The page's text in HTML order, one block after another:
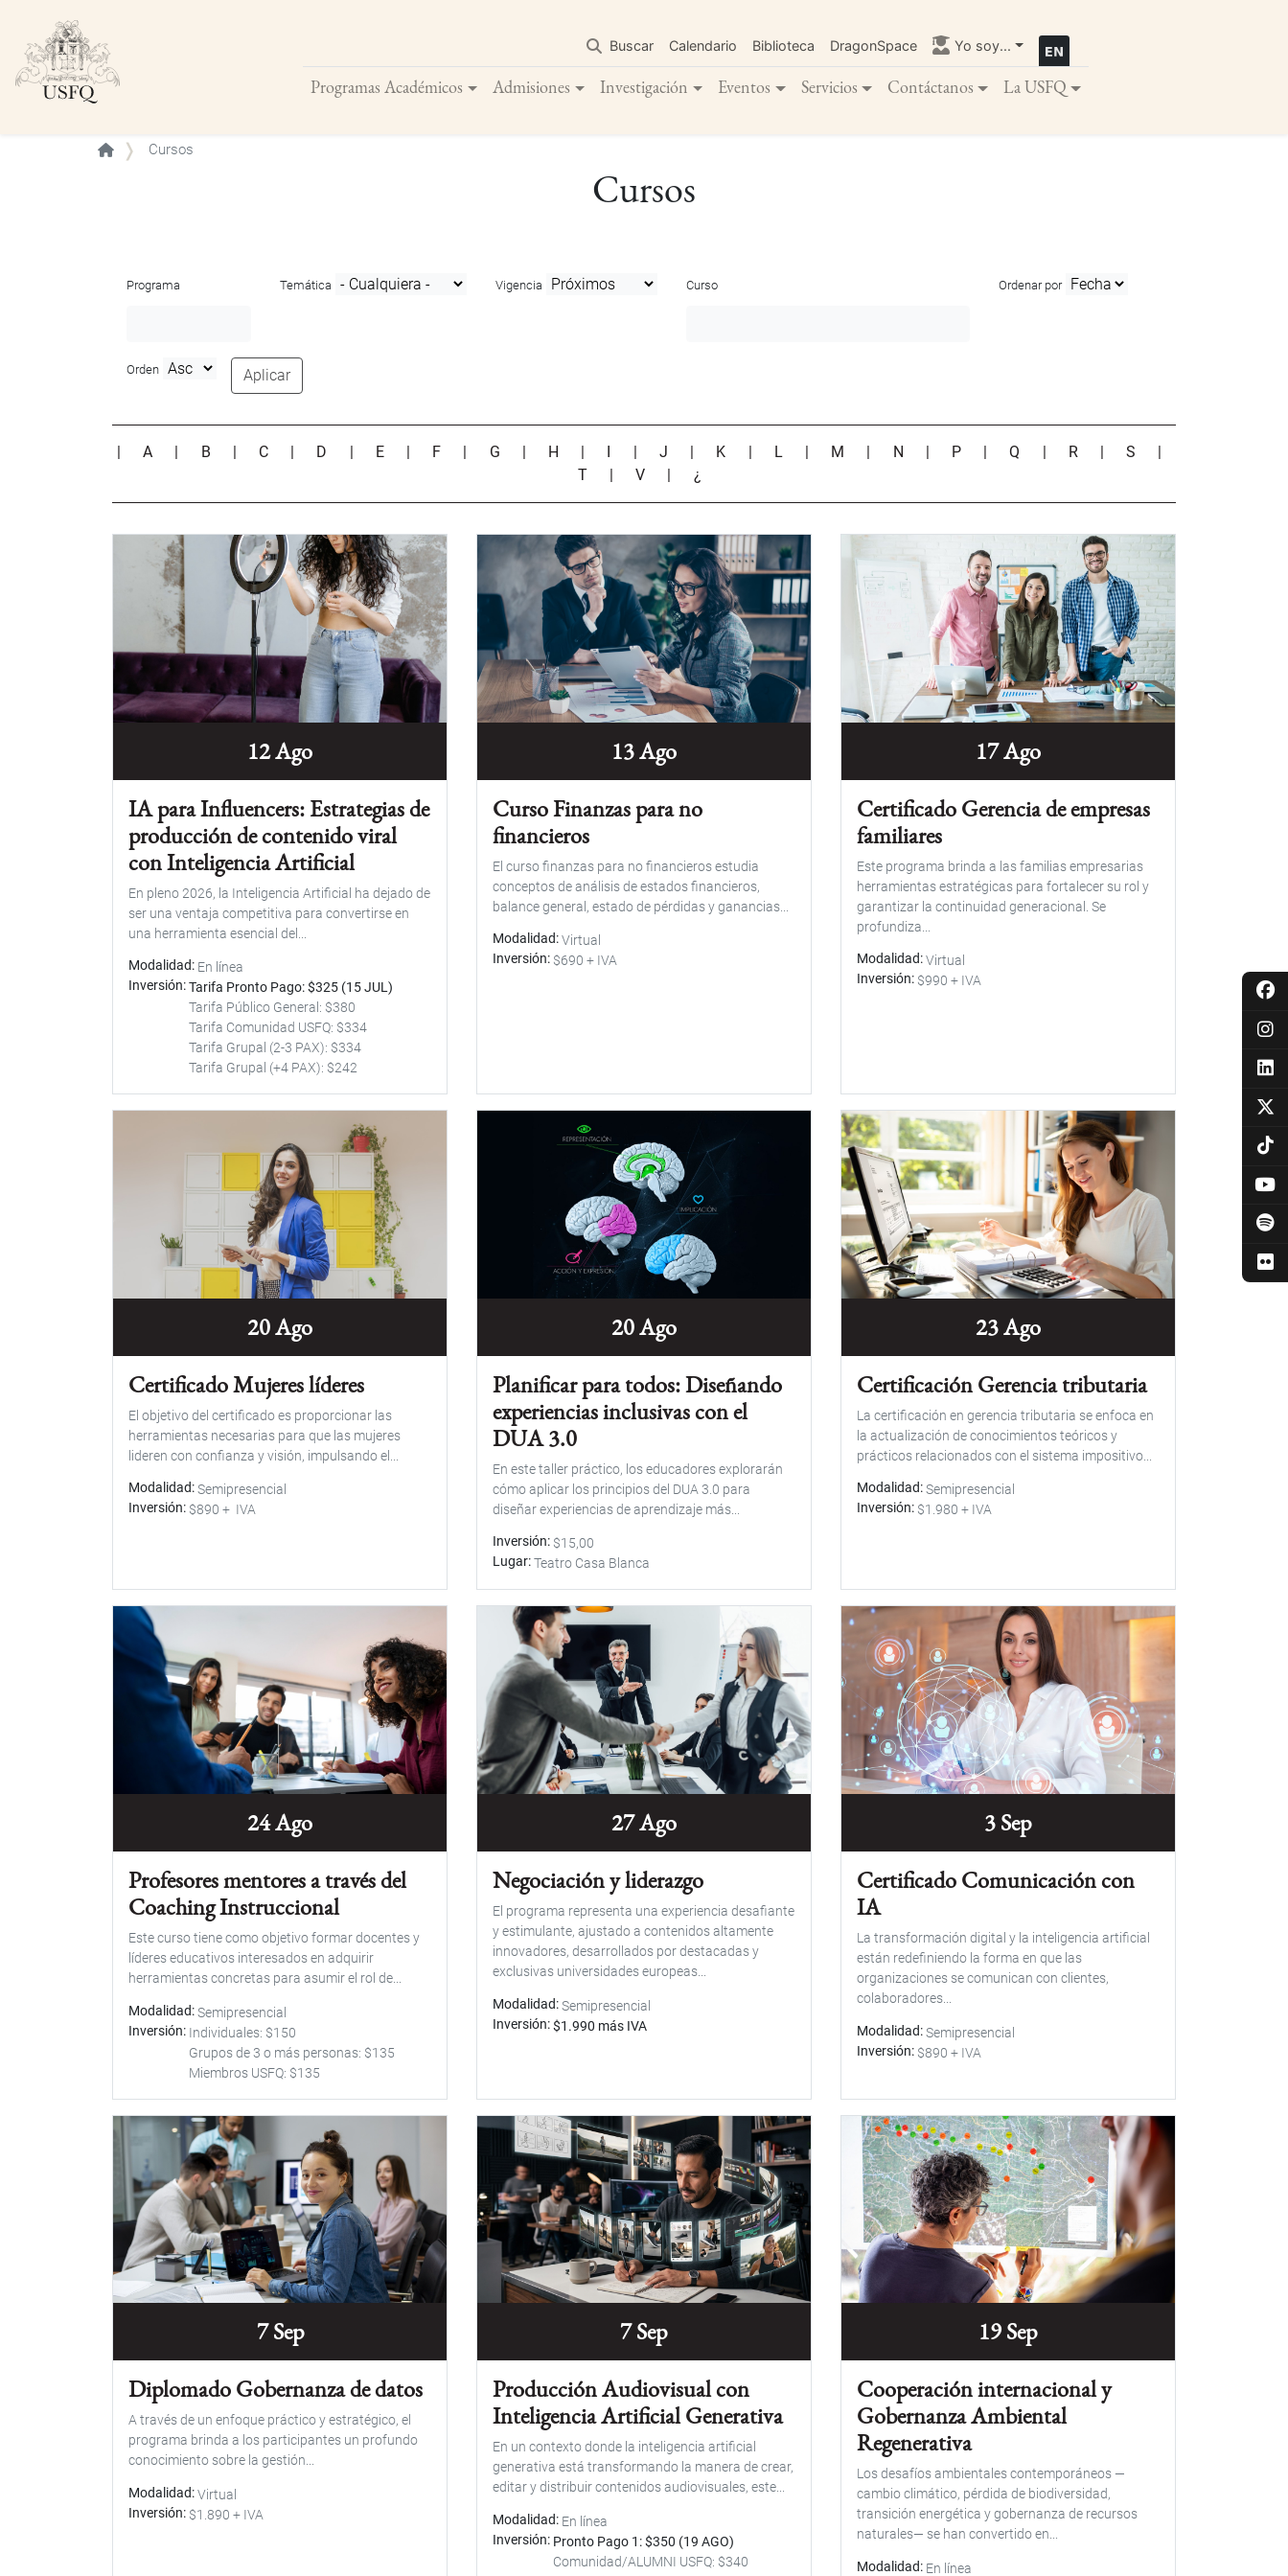
contenido
principal
Buscar Calendario Biblioteca DragonSpace Yo soy...
Programas Académicos Admisiones Investigación Eventos Servicios Contáctanos La USFQ
Buscar
Cursos
Cursos
Programa Temática Vigencia Curso Ordenar por
Orden Aplicar
|A B C D E F G H J K L M N P |Q R |S
T
|V ¿
12 Ago
IA para Influencers: Estrategias de
producción de contenido viral
con Inteligencia Artificial
En pleno 2026, la Inteligencia Artificial ha dejado de
ser una ventaja competitiva para convertirse en
una herramienta esencial del...
Modalidad En línea
Inversión Tarifa Pronto Pago: $325 (15 JUL)
Tarifa Público General: $380
Tarifa Comunidad USFQ: $334
Tarifa Grupal (2-3 PAX): $334
Tarifa Grupal (+4 PAX): $242
13 Ago
Curso Finanzas para no
financieros
El curso finanzas para no financieros estudia
conceptos de análisis de estados financieros,
balance general, estado de pérdidas y ganancias...
Modalidad Virtual
Inversión $690 + IVA
17 Ago
Certificado Gerencia de empresas
familiares
Este programa brinda a las familias empresarias
herramientas estratégicas para fortalecer su rol y
garantizar la continuidad generacional. Se
profundiza...
Modalidad Virtual
Inversión $990 + IVA
20 Ago
Certificado Mujeres líderes
El objetivo del certificado es proporcionar las
herramientas necesarias para que las mujeres
lideren con confianza y visión, impulsando el...
Modalidad Semipresencial
Inversión $890 + IVA
20 Ago
Planificar para todos: Diseñando
experiencias inclusivas con el
DUA 3.0
En este taller práctico, los educadores explorarán
cómo aplicar los principios del DUA 3.0 para
diseñar experiencias de aprendizaje más...
Inversión $15,00
Lugar Teatro Casa Blanca
23 Ago
Certificación Gerencia tributaria
La certificación en gerencia tributaria se enfoca en
la actualización de conocimientos teóricos y
prácticos relacionados con el sistema impositivo...
Modalidad Semipresencial
Inversión $1.980 + IVA
24 Ago
Profesores mentores a través del
Coaching Instruccional
Este curso tiene como objetivo formar docentes y
líderes educativos interesados en adquirir
herramientas concretas para asumir el rol de...
Modalidad Semipresencial
Inversión Individuales: $150
Grupos de 3 o más personas: $135
Miembros USFQ: $135
27 Ago
Negociación y liderazgo
El programa representa una experiencia desafiante
y estimulante, ajustado a contenidos altamente
innovadores, desarrollados por destacadas y
exclusivas universidades europeas...
Modalidad Semipresencial
Inversión $1.990 más IVA
3 Sep
Certificado Comunicación con
IA
La transformación digital y la inteligencia artificial
están redefiniendo la forma en que las
organizaciones se comunican con clientes,
colaboradores...
Modalidad Semipresencial
Inversión $890 + IVA
7 Sep
Diplomado Gobernanza de datos
A través de un enfoque práctico y estratégico, el
programa brinda a los participantes un profundo
conocimiento sobre la gestión...
Modalidad Virtual
Inversión $1.890 + IVA
7 Sep
Producción Audiovisual con
Inteligencia Artificial Generativa
En un contexto donde la inteligencia artificial
generativa está transformando la manera de crear,
editar y distribuir contenidos audiovisuales, este...
Modalidad En línea
Inversión Pronto Pago 1: $350 (19 AGO)
Comunidad/ALUMNI USFQ: $340
19 Sep
Cooperación internacional y
Gobernanza Ambiental
Regenerativa
Los desafíos ambientales contemporáneos —
cambio climático, pérdida de biodiversidad,
transición energética y gobernanza de recursos
naturales— se han convertido en...
Modalidad En línea